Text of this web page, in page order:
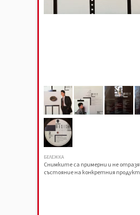
БЕЛЕЖКА
Снимките са примерни и не
състояние на конкретния